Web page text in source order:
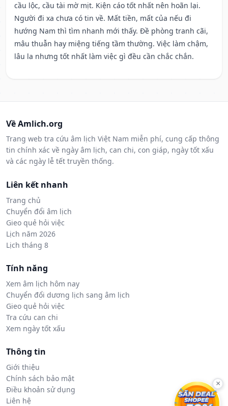
cầu lộc, cầu tài mờ mịt. Kiện cáo tốt nhất nên hoãn lại.
Người đi xa chưa có tin về. Mất tiền, mất của nếu đi
hướng Nam thì tìm nhanh mới thấy. Đề phòng tranh cãi,
mâu thuẫn hay miệng tiếng tầm thường. Việc làm chậm,
lâu la nhưng tốt nhất làm việc gì đều cần chắc chắn.
Về Amlich.org
Trang web tra cứu âm lịch Việt Nam miễn phí, cung cấp thông
tin chính xác về ngày âm lịch, can chi, con giáp, ngày tốt xấu
và các ngày lễ tết truyền thống.
Liên kết nhanh
Trang chủ
Chuyển đổi âm lịch
Gieo quẻ hỏi việc
Lịch năm 2026
Lịch tháng 8
Tính năng
Xem âm lịch hôm nay
Chuyển đổi dương lịch sang âm lịch
Gieo quẻ hỏi việc
Tra cứu can chi
Xem ngày tốt xấu
Thông tin
Giới thiệu
Chính sách bảo mật
Điều khoản sử dụng
Liên hệ
×